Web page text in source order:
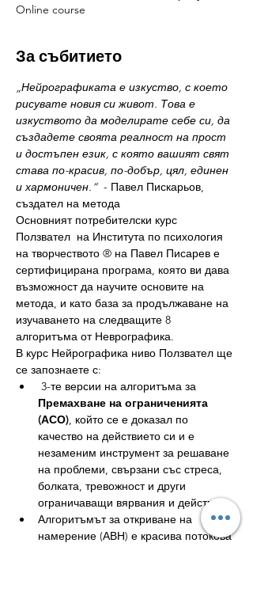
Online course
За събитието
„Нейрографиката е изкуство, с което
рисувате новия си живот. Това е
изкуството да моделирате себе си, да
създадете своята реалност на прост
и достъпен език, с която вашият свят
става по-красив, по-добър, цял, единен
и хармоничен.“ - Павел Пискарьов,
създател на метода
Основният потребителски курс
Ползвател  на Института по психология
на творчеството ® на Павел Писарев е
сертифицирана програма, която ви дава
възможност да научите основите на
метода, и като база за продължаване на
изучаването на следващите 8
алгоритъма от Неврографика.
В курс Нейрографика ниво Ползвател ще
се запознаете с:
3-те версии на алгоритъма за
Премахване на ограниченията
(АСО), който се е доказал по
качество на действието си и е
незаменим инструмент за решаване
на проблеми, свързани със стреса,
болката, тревожност и други
ограничаващи вярвания и действия.
Алгоритъмът за откриване на
намерение (АВН) е красива потокова